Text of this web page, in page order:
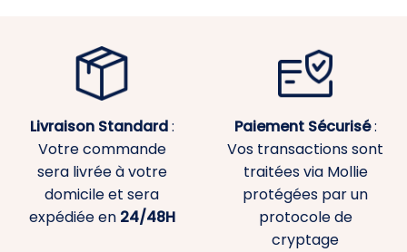
Livraison Standard:
Votre commande
sera livrée à votre
domicile et sera
expédiée en 24/48H
Paiement Sécurisé:
Vos transactions sont
traitées via Mollie
protégées par un
protocole de
cryptage